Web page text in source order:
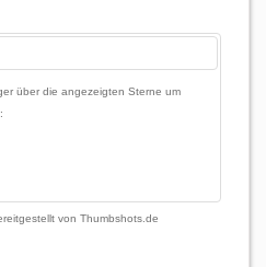
über die angezeigten Sterne um
von Thumbshots.de